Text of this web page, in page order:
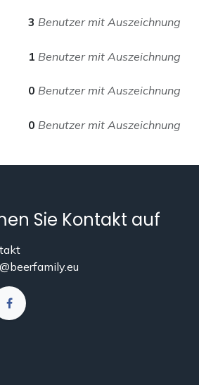
3 Benutzer mit Auszeichnung
1 Benutzer mit Auszeichnung
0 Benutzer mit Auszeichnung
0 Benutzer mit Auszeichnung
Sie Kontakt auf